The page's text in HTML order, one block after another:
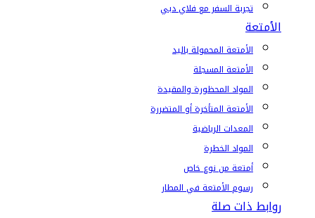
تجربة السفر مع فلاي دبي
الأمتعة
الأمتعة المحمولة باليد
الأمتعة المسجلة
المواد المحظورة والمقيدة
الأمتعة المتأخرة أو المتضررة
المعدات الرياضية
المواد الخطرة
أمتعة من نوع خاص
رسوم الأمتعة في المطار
روابط ذات صلة